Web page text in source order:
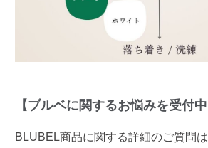
【ブルベに関するお悩みを受付中
BLUBEL商品に関する詳細のご質問